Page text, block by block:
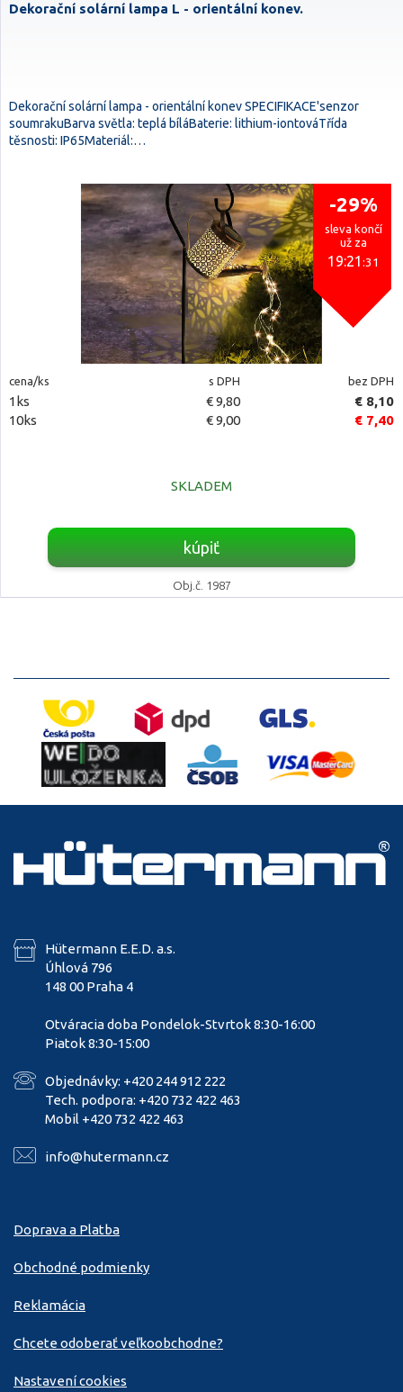
Dekorační solární lampa L - orientální konev.
Dekorační solární lampa - orientální konev SPECIFIKACE'senzor
soumrakuBarva světla: teplá bíláBaterie: lithium-iontováTřída
těsnosti: IP65Materiál:…
-29%
sleva končí
už za
19:21:30
cena/ks s DPH bez DPH
1ks € 9,80
€ 8,10
10ks
€ 9,00 € 7,40
SKLADEM
kúpiť
Obj.č. 1987
Hütermann E.E.D. a.s.
Úhlová 796
148 00 Praha 4
Otváracia doba Pondelok-Stvrtok 8:30-16:00
Piatok 8:30-15:00
Objednávky: +420 244 912 222
Tech. podpora: +420 732 422 463
Mobil +420 732 422 463
info@hutermann.cz
Doprava a Platba
Obchodné podmienky
Reklamácia
Chcete odoberať veľkoobchodne?
Nastavení cookies